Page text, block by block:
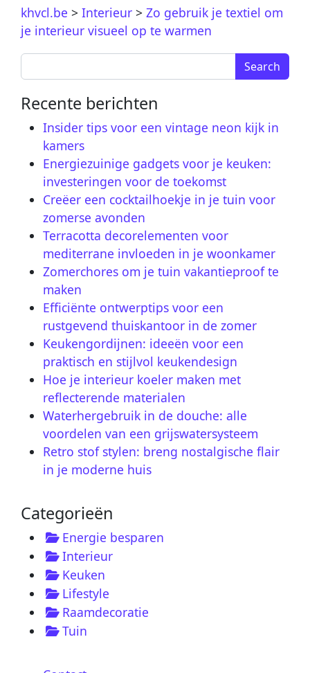
khvcl.be > Interieur > Zo gebruik je textiel om
je interieur visueel op te warmen
Search for:
Recente berichten
Insider tips voor een vintage neon kijk in
kamers
Energiezuinige gadgets voor je keuken:
investeringen voor de toekomst
Creëer een cocktailhoekje in je tuin voor
zomerse avonden
Terracotta decorelementen voor
mediterrane invloeden in je woonkamer
Zomerchores om je tuin vakantieproof te
maken
Efficiënte ontwerptips voor een
rustgevend thuiskantoor in de zomer
Keukengordijnen: ideeën voor een
praktisch en stijlvol keukendesign
Hoe je interieur koeler maken met
reflecterende materialen
Waterhergebruik in de douche: alle
voordelen van een grijswatersysteem
Retro stof stylen: breng nostalgische flair
in je moderne huis
Categorieën
Energie besparen
Interieur
Keuken
Lifestyle
Raamdecoratie
Tuin